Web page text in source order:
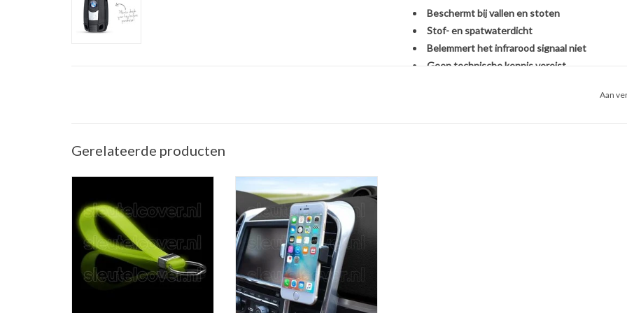
Beschermt bij vallen en stoten
Stof- en spatwaterdicht
Belemmert het infrarood signaal niet
Geen technische kennis vereist
Aan
Gerelateerde producten
TOEVOEGEN AAN WINKELWAGEN
Telefoonhouder ventilatierooster
(Universele telefoon houder voor
in de auto)
TOEVOEGEN AAN WINKELWAGEN